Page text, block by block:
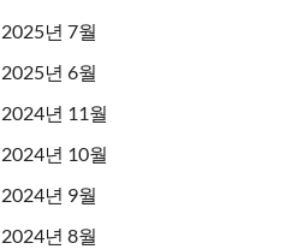
2025년 7월
2025년 6월
2024년 11월
2024년 10월
2024년 9월
2024년 8월